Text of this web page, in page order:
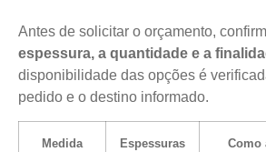
Antes de solicitar o orçamento,
espessura, a quantidade e a
disponibilidade das opções é
pedido e o destino informado.
Medida
Espessuras
Como